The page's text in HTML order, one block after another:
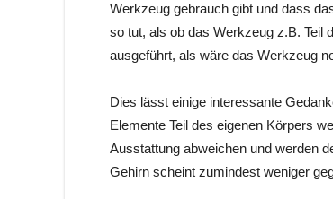
Werkzeug gebrauch gibt und dass
so tut, als ob das Werkzeug z.B. Teil
ausgeführt, als wäre das Werkzeug
Dies lässt einige interessante
Elemente Teil des eigenen Körpers
Ausstattung abweichen und werden
Gehirn scheint zumindest weniger